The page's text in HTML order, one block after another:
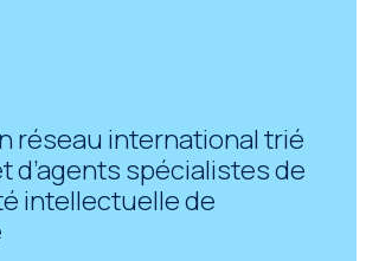
réseau international trié
d’agents spécialistes de
intellectuelle de